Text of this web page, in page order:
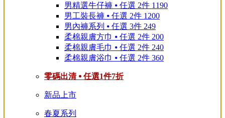
男精選牛仔褲 ⦁ 任選 2件 1190
男工裝長褲 ⦁ 任選 2件 1200
男內褲系列 ⦁ 任選 3件 249
柔棉親膚方巾 ⦁ 任選 2件 200
柔棉親膚毛巾 ⦁ 任選 2件 240
柔棉親膚浴巾 ⦁ 任選 2件 360
零碼出清 ⦁ 任選1件7折
新品上市
春夏系列